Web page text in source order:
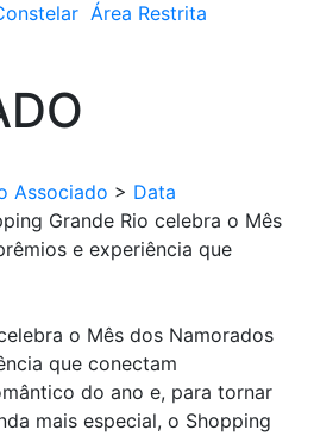
Área Restrita
Associado > Data
Grande Rio celebra o Mês
e experiência que
o Mês dos Namorados
que conectam
do ano e, para tornar
mais especial, o Shopping